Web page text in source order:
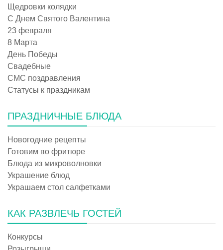
Щедровки колядки
С Днем Святого Валентина
23 февраля
8 Марта
День Победы
Свадебные
СМС поздравления
Статусы к праздникам
ПРАЗДНИЧНЫЕ БЛЮДА
Новогодние рецепты
Готовим во фритюре
Блюда из микроволновки
Украшение блюд
Украшаем стол салфетками
КАК РАЗВЛЕЧЬ ГОСТЕЙ
Конкурсы